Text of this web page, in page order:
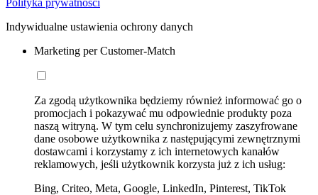
Indywidualne ustawienia ochrony danych
Marketing per Customer-Match
Za zgodą użytkownika będziemy również informować go o
promocjach i pokazywać mu odpowiednie produkty poza
naszą witryną. W tym celu synchronizujemy zaszyfrowane
dane osobowe użytkownika z następującymi zewnętrznymi
dostawcami i korzystamy z ich internetowych kanałów
reklamowych, jeśli użytkownik korzysta już z ich usług:
Bing, Criteo, Meta, Google, LinkedIn, Pinterest, TikTok